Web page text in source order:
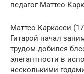
педагог Маттео
Маттео Каркасси
Гитарой начал
трудом добился
элегантности в
несколькими